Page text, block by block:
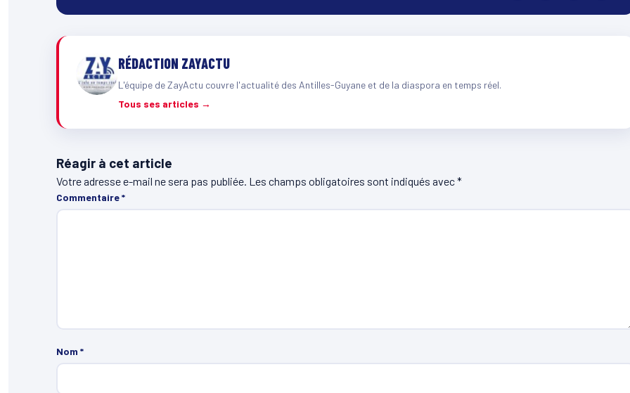
RÉDACTION ZAYACTU
L'équipe de ZayActu couvre l'actualité des Antilles-Guyane et de la diaspora en temps réel.
Tous ses articles →
Réagir à cet article
Votre adresse e-mail ne sera pas publiée. Les champs obligatoires sont indiqués avec*
Commentaire*
Nom *